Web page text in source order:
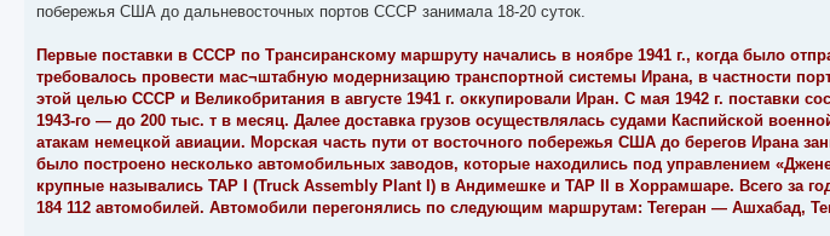
побережья США до дальневосточных портов СССР занимала 18-20 суток.
Первые поставки в СССР по Трансиранскому маршруту начались в ноябре 1941 г., когда было
требовалось провести мас¬штабную модернизацию транспортной системы Ирана, в частности
этой целью СССР и Великобритания в августе 1941 г. оккупировали Иран. С мая 1942 г. поставки
1943-го — до 200 тыс. т в месяц. Далее доставка грузов осуществлялась судами Каспийской
атакам немецкой авиации. Морская часть пути от восточного побережья США до берегов Ирана
было построено несколько автомобильных заводов, которые находились под управлением
крупные назывались TAP I (Truck Assembly Plant I) в Андимешке и TAP II в Хоррамшаре. Всего за
184 112 автомобилей. Автомобили перегонялись по следующим маршрутам: Тегеран — Ашхабад,